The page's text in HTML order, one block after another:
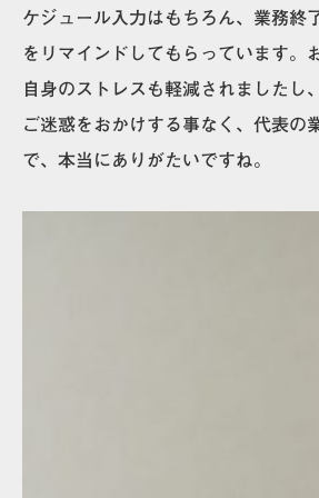
ケジュール入力はもちろん、業務終
をリマインドしてもらっています。
自身のストレスも軽減されましたし
ご迷惑をおかけする事なく、代表の
で、本当にありがたいですね。